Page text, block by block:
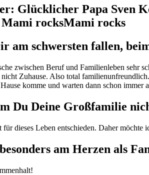
am schwersten fallen,
zwischen Beruf und Familienleben sehr
nicht Zuhause. Also total
komme und warten dann schon immer
Du Deine Großfamilie
für dieses Leben entschieden. Daher
am Herzen als